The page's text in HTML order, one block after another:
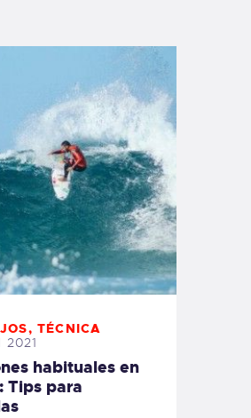
,TÉCNICA
habituales en
Tips para